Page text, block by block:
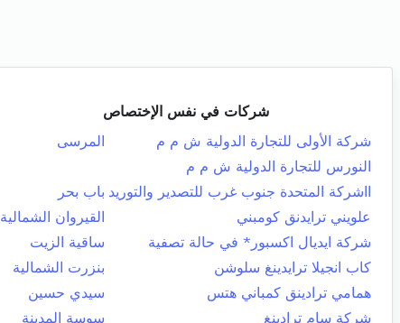
شركات في نفس الإختصاص
شركة الأولى للتجارة الدولية ش م م
المرسى
النورس للتجارة الدولية ش م م
ااشركة المتحدة جنوب غرب للتصدير والتوريد باب بحر
علويني ترايدنق كومبني
القيروان الشمالية
شركة ايديال اكسبور* في حالة تصفية
ساقية الزيت
كاب انجيلا ترايدينغ سلوشن
بنزرت الشمالية
همامي ترادينق كمباني هتس
سيدي حسين
شركة سام ترادينغ
سوسة المدينة